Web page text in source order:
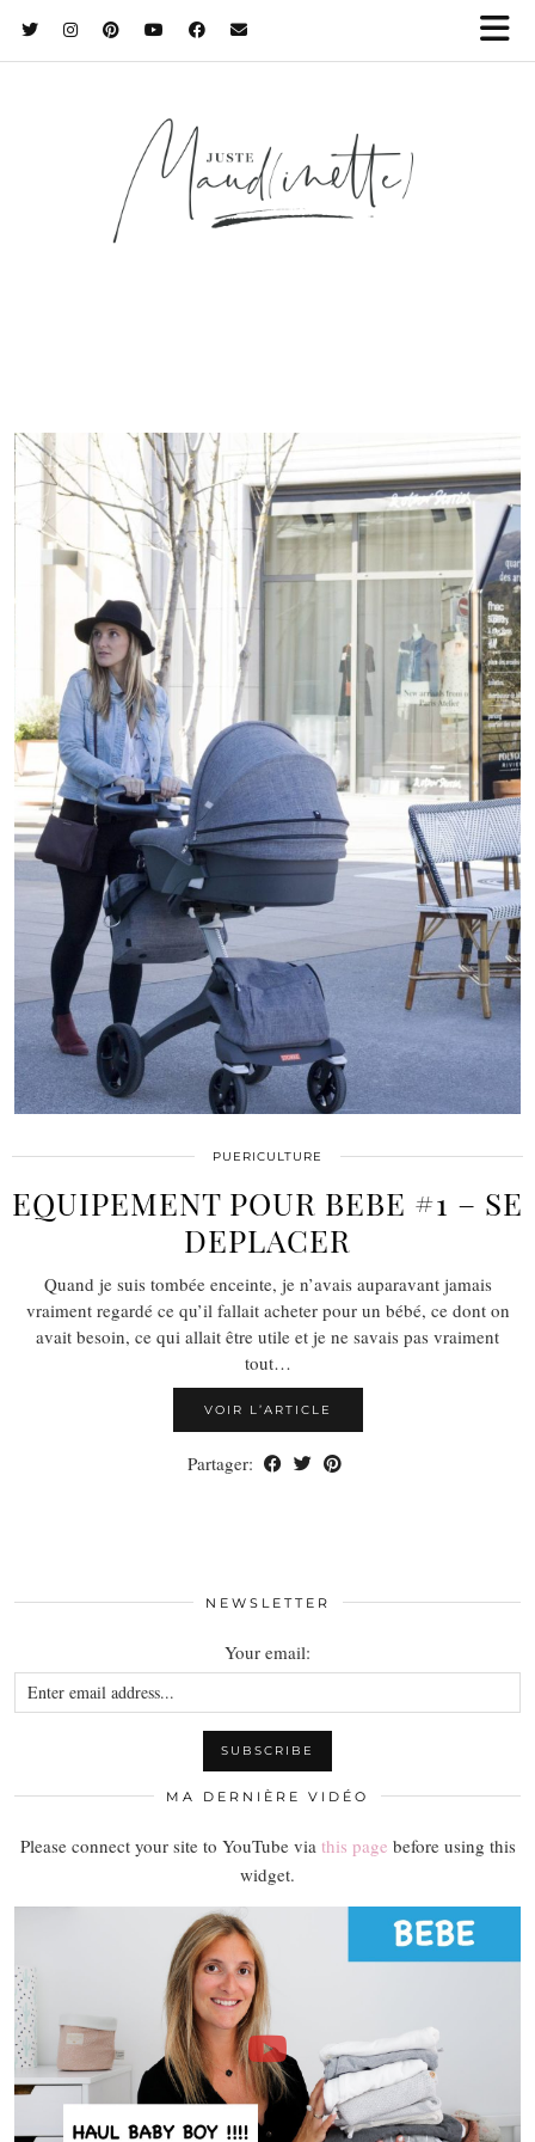
PUERICULTURE
EQUIPEMENT POUR BEBE #1 – SE
DEPLACER
Quand je suis tombée enceinte, je n’avais auparavant jamais
vraiment regardé ce qu’il fallait acheter pour un bébé, ce dont on
avait besoin, ce qui allait être utile et je ne savais pas vraiment
tout…
VOIR L’ARTICLE
Partager:
NEWSLETTER
Your email:
MA DERNIÈRE VIDÉO
Please connect your site to YouTube via this page before using this
widget.